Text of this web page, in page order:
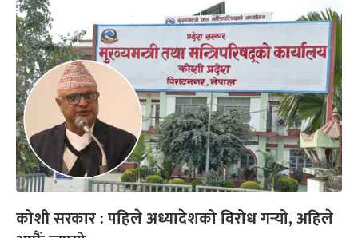
कोशी सरकार : पहिले अध्यादेशको विरोध गर्‍यो, अहिले